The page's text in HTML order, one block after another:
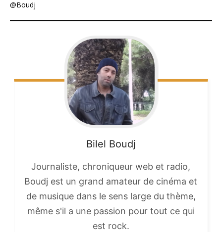
@Boudj
Bilel Boudj
Journaliste, chroniqueur web et radio,
Boudj est un grand amateur de cinéma et
de musique dans le sens large du thème,
même s'il a une passion pour tout ce qui
est rock.